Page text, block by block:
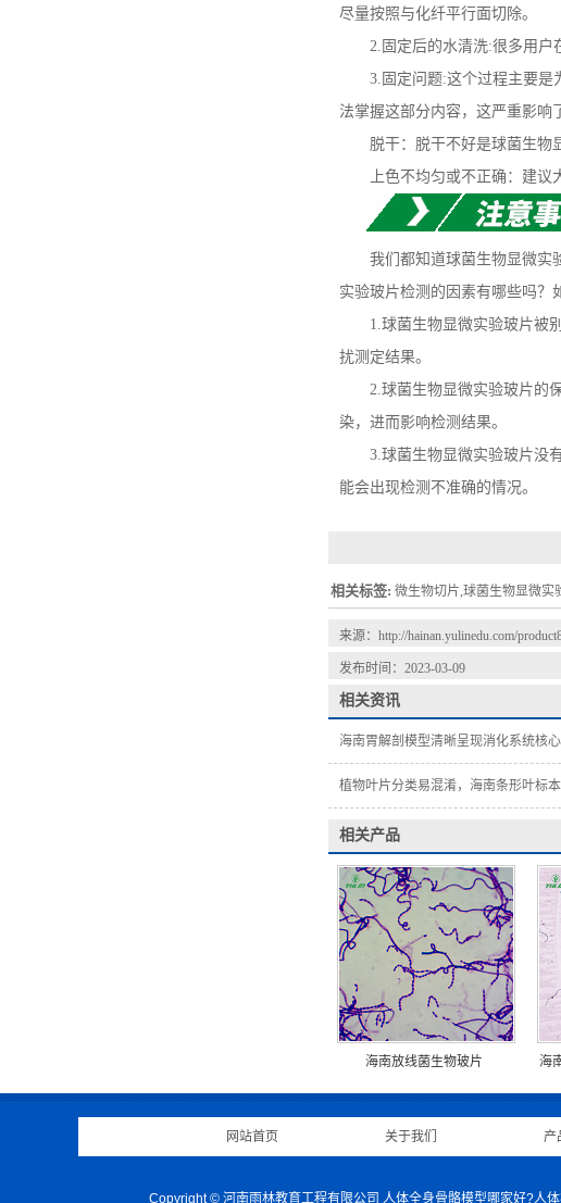
尽量按照与化纤平行面切除。
2.固定后的水清洗:很多用户在
3.固定问题:这个过程主要是为
法掌握这部分内容，这严重影响
脱干：脱干不好是球菌生物显
上色不均匀或不正确：建议大
我们都知道球菌生物显微实验
实验玻片检测的因素有哪些吗？
1.球菌生物显微实验玻片被别
扰测定结果。
2.球菌生物显微实验玻片的保
染，进而影响检测结果。
3.球菌生物显微实验玻片没有
能会出现检测不准确的情况。
相关标签: 微生物切片,球菌生物显微实
来源： http://hainan.yulinedu.com/
发布时间：2023-03-09
相关资讯
海南胃解剖模型清晰呈现消化系统核
植物叶片分类易混淆，海南条形叶标
相关产品
海南放线菌生物玻片
海
网站首页 关于我们 产
Copyright © 河南雨林教育工程有限公司 人体全身骨骼模型哪家好?人